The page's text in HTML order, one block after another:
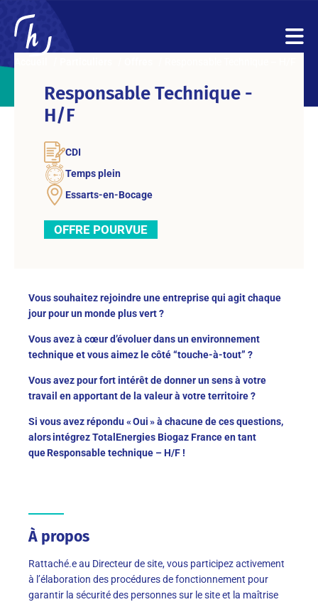
Responsable Technique -
H/F
CDI
Temps plein
Essarts-en-Bocage
OFFRE POURVUE
Vous souhaitez rejoindre une entreprise qui agit chaque
jour pour un monde plus vert ?
Vous avez à cœur d’évoluer dans un environnement
technique et vous aimez le côté “touche-à-tout” ?
Vous avez pour fort intérêt de donner un sens à votre
travail en apportant de la valeur à votre territoire ?
Si vous avez répondu « Oui » à chacune de ces questions,
alors intégrez TotalEnergies Biogaz France en tant
que Responsable technique – H/F !
À propos
Rattaché.e au Directeur de site, vous participez activement
à l’élaboration des procédures de fonctionnement pour
garantir la sécurité des personnes sur le site et la maîtrise